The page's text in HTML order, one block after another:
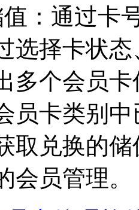
：通过卡
选择卡状
多个会员
员卡类别
取兑换的储
会员管理。